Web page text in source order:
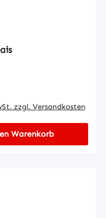
zzgl. Versandkosten
Warenkorb